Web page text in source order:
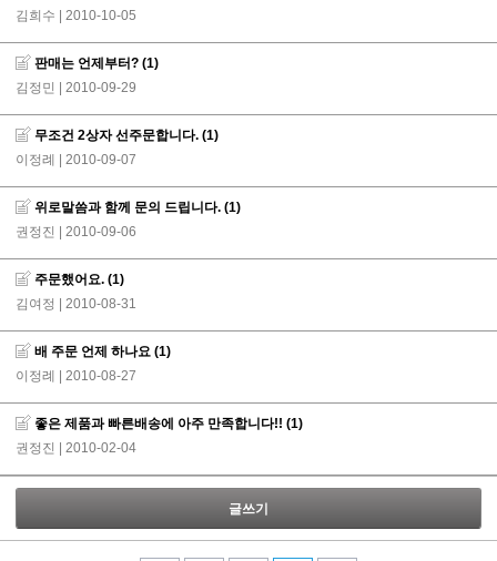
김희수 | 2010-10-05
판매는 언제부터? (1)
김정민 | 2010-09-29
무조건 2상자 선주문합니다. (1)
이정례 | 2010-09-07
위로말씀과 함께 문의 드립니다. (1)
권정진 | 2010-09-06
주문했어요. (1)
김여정 | 2010-08-31
배 주문 언제 하나요 (1)
이정례 | 2010-08-27
좋은 제품과 빠른배송에 아주 만족합니다!! (1)
권정진 | 2010-02-04
글쓰기